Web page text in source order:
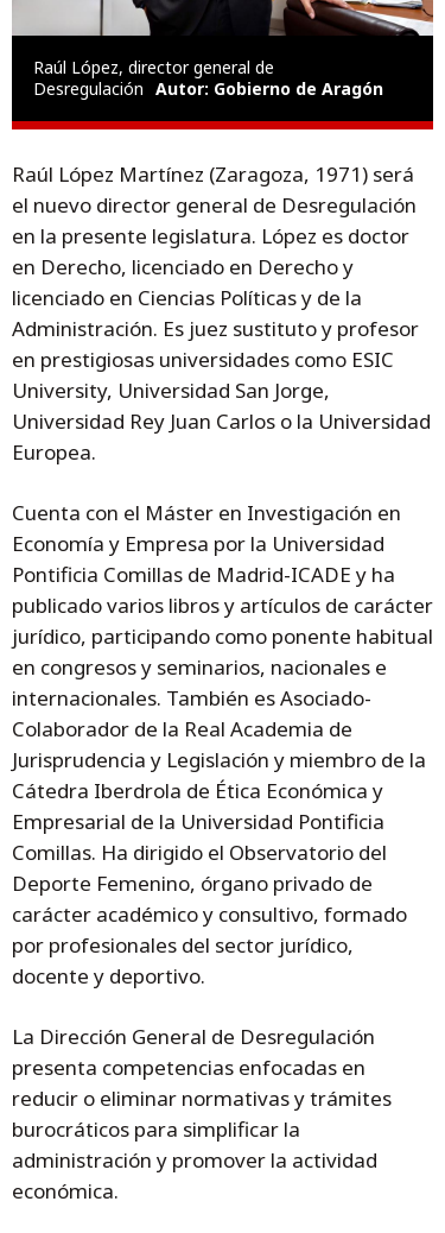
Raúl López, director general de
Desregulación Autor: Gobierno de Aragón
Raúl López Martínez (Zaragoza, 1971) será
el nuevo director general de Desregulación
en la presente legislatura. López es doctor
en Derecho, licenciado en Derecho y
licenciado en Ciencias Políticas y de la
Administración. Es juez sustituto y profesor
en prestigiosas universidades como ESIC
University, Universidad San Jorge,
Universidad Rey Juan Carlos o la Universidad
Europea.
Cuenta con el Máster en Investigación en
Economía y Empresa por la Universidad
Pontificia Comillas de Madrid-ICADE y ha
publicado varios libros y artículos de carácter
jurídico, participando como ponente habitual
en congresos y seminarios, nacionales e
internacionales. También es Asociado-
Colaborador de la Real Academia de
Jurisprudencia y Legislación y miembro de la
Cátedra Iberdrola de Ética Económica y
Empresarial de la Universidad Pontificia
Comillas. Ha dirigido el Observatorio del
Deporte Femenino, órgano privado de
carácter académico y consultivo, formado
por profesionales del sector jurídico,
docente y deportivo.
La Dirección General de Desregulación
presenta competencias enfocadas en
reducir o eliminar normativas y trámites
burocráticos para simplificar la
administración y promover la actividad
económica.